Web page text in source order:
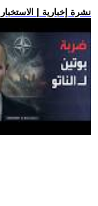
.. نشرة إخبارية |